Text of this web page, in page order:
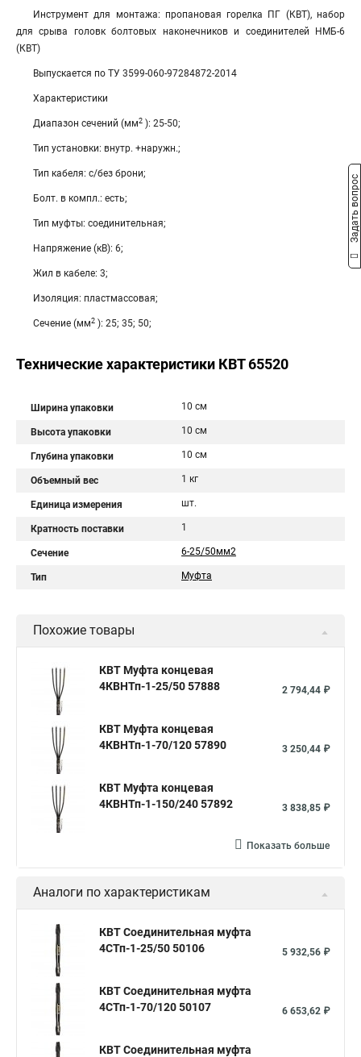
Инструмент для монтажа: пропановая горелка ПГ (КВТ), набор
для срыва головк болтовых наконечников и соединителей НМБ-6
(КВТ)
Выпускается по ТУ 3599-060-97284872-2014
Характеристики
Диапазон сечений (мм2 ): 25-50;
Тип установки: внутр. +наружн.;
Тип кабеля: с/без брони;
Болт. в компл.: есть;
Тип муфты: соединительная;
Напряжение (кВ): 6;
Жил в кабеле: 3;
Изоляция: пластмассовая;
Сечение (мм2 ): 25; 35; 50;
Технические характеристики КВТ 65520
Ширина упаковки 10 см
Высота упаковки 10 см
Глубина упаковки 10 см
Объемный вес 1 кг
Единица измерения шт.
Кратность поставки 1
Сечение 6-25/50мм2
Тип Муфта
Похожие товары
КВТ Муфта концевая
4КВНТп-1-25/50 57888
2 794,44 ₽
КВТ Муфта концевая
4КВНТп-1-70/120 57890
3 250,44 ₽
КВТ Муфта концевая
4КВНТп-1-150/240 57892
3 838,85 ₽
Показать больше
Аналоги по характеристикам
КВТ Соединительная муфта
4СТп-1-25/50 50106
5 932,56 ₽
КВТ Соединительная муфта
4СТп-1-70/120 50107
6 653,62 ₽
КВТ Соединительная муфта
Задать вопрос